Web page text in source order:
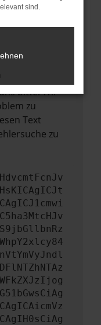
nur ein
nicht
Schritte
bitte. Wir
zu
Text
zu
sind.